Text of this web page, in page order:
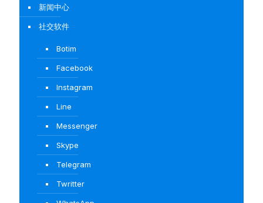
新闻中心
社交软件
Botim
Facebook
Instagram
Line
Messenger
Skype
Telegram
Twritter